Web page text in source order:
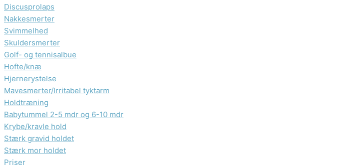
Discusprolaps
Nakkesmerter
Svimmelhed
Skuldersmerter
Golf- og tennisalbue
Hofte/knæ
Hjernerystelse
Mavesmerter/Irritabel tyktarm
Holdtræning
Babytummel 2-5 mdr og 6-10 mdr
Krybe/kravle hold
Stærk gravid holdet
Stærk mor holdet
Priser